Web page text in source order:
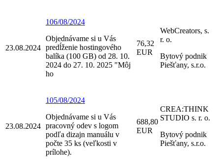
23.08.2024
106/08/2024
Objednávame si u Vás
predĺženie hostingového
balíka (100 GB) od 28. 10.
2024 do 27. 10. 2025 "Môj
ho
76,32
EUR
WebCreators, s.
r. o.
Bytový podnik
Piešťany, s.r.o.
23.08.2024
105/08/2024
Objednávame si u Vás
pracovný odev s logom
podľa dizajn manuálu v
počte 35 ks (veľkosti v
prílohe).
688,80
EUR
CREA:THINK
STUDIO s. r. o.
Bytový podnik
Piešťany, s.r.o.